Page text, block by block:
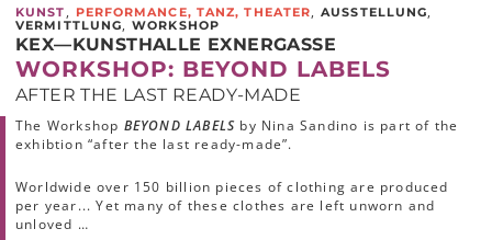
KUNST , PERFORMANCE, TANZ, THEATER,AUSSTELLUNG,
VERMITTLUNG,WORKSHOP
KEX—KUNSTHALLE EXNERGASSE
WORKSHOP: BEYOND LABELS
AFTER THE LAST READY-MADE
The Workshop BEYOND LABELS by Nina Sandino is part of the
exhibtion “after the last ready-made”.
Worldwide over 150 billion pieces of clothing are produced
per year... Yet many of these clothes are left unworn and
unloved …